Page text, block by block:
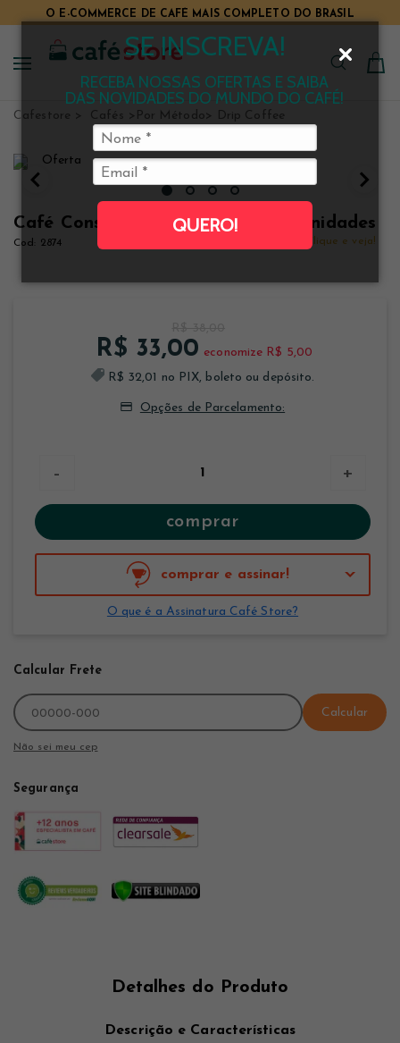
SE INSCREVA!
RECEBA NOSSAS OFERTAS E SAIBA
DAS NOVIDADES DO MUNDO DO CAFÉ!
QUERO!
O E-COMMERCE DE CAFÉ MAIS COMPLETO DO BRASIL
Cafestore Cafés Por Método Drip Coffee
Café Constantino Drip Coffee 10 unidades
2874 Clique e veja!
R$ 33,00 economize R$ 5,00
R$ 32,01 no PIX, boleto ou depósito.
Opções de Parcelamento:
- +
comprar
comprar e assinar!
O que é a Assinatura Café Store?
Calcular Frete
Calcular
Não sei meu cep
Segurança
Detalhes do Produto
Descrição e Características